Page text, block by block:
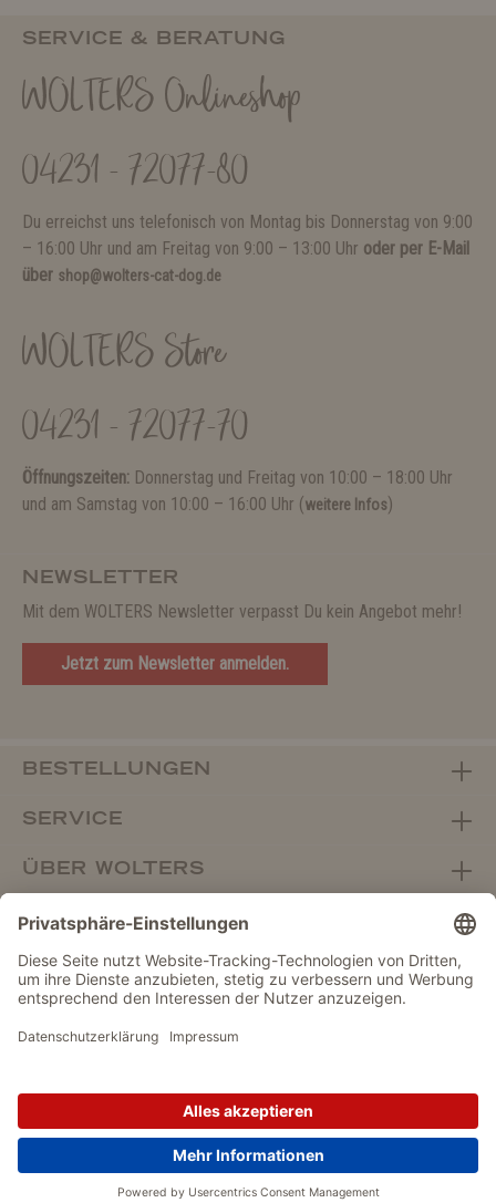
SERVICE & BERATUNG
WOLTERS Onlineshop
04231 - 72077-80
Du erreichst uns telefonisch von Montag bis Donnerstag von 9:00
– 16:00 Uhr und am Freitag von 9:00 – 13:00 Uhr oder per E-Mail
über shop@wolters-cat-dog.de
WOLTERS Store
04231 - 72077-70
Öffnungszeiten: Donnerstag und Freitag von 10:00 – 18:00 Uhr
und am Samstag von 10:00 – 16:00 Uhr (weitere Infos)
NEWSLETTER
Mit dem WOLTERS Newsletter verpasst Du kein Angebot mehr!
Jetzt zum Newsletter anmelden.
BESTELLUNGEN
SERVICE
ÜBER WOLTERS
FACHHANDEL
Vertrag widerrufen
IMPRESSUM